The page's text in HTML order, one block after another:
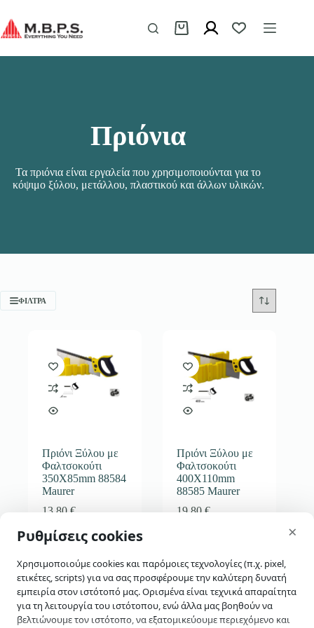
στο
περιεχόμενο
Καλάθι
Πριόνια
Τα πριόνια είναι εργαλεία που χρησιμοποιούνται για το
κόψιμο ξύλου, μετάλλου, πλαστικού και άλλων υλικών.
ΦΊΛΤΡΑ
Πριόνι Ξύλου με
Φαλτσοκούτι
350Χ85mm 88584
Maurer
13,80 €
Πριόνι Ξύλου με
Φαλτσοκούτι
400Χ110mm
88585 Maurer
19,80€
Ρυθμίσεις cookies ×
Χρησιμοποιούμε cookies και παρόμοιες τεχνολογίες (π.χ. pixel,
ετικέτες, scripts) για να σας προσφέρουμε την καλύτερη δυνατή
εμπειρία στον ιστότοπό μας. Ορισμένα είναι τεχνικά απαραίτητα
για τη λειτουργία του ιστότοπου, ενώ άλλα μας βοηθούν να
βελτιώνουμε τον ιστότοπο, να εξατομικεύουμε περιεχόμενο και